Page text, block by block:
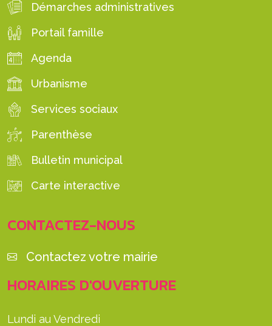
Démarches administratives
Portail famille
Agenda
Urbanisme
Services sociaux
Parenthèse
Bulletin municipal
Carte interactive
CONTACTEZ-NOUS
Contactez votre mairie
HORAIRES D'OUVERTURE
Lundi au Vendredi